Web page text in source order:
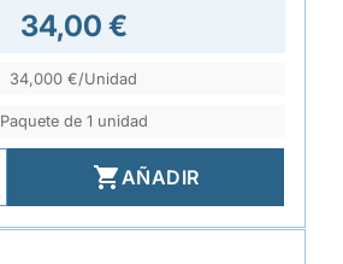
34,00 €
34,000 €/Unidad
Paquete de 1 unidad
AÑADIR